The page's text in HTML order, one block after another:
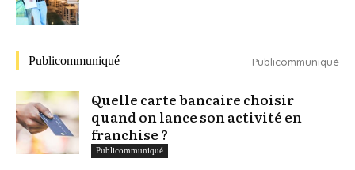
Publicommuniqué Publicommuniqué
Quelle carte bancaire choisir
quand on lance son activité en
franchise ?
Publicommuniqué